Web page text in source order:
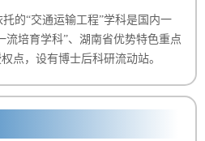
的“交通运输工程”学科是国内一
流培育学科”、湖南省优势特色重点
点，设有博士后科研流动站。